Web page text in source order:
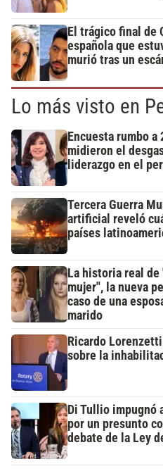
El trágico final de
española que
murió tras un
Lo más visto en
Encuesta rumbo
midieron el
liderazgo en el
Tercera Guerra
artificial reveló
países
La historia real
mujer", la nueva
caso de una
marido
Ricardo
sobre la
Di Tullio impugnó
por un presunto
debate de la Ley